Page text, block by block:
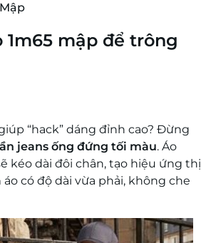
1m65 mập để trông
“hack” dáng đỉnh cao? Đừng
jeans ống đứng tối màu. Áo
kéo dài đôi chân, tạo hiệu ứng thị
có độ dài vừa phải, không che